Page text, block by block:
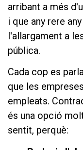
arribant a més
i que any rere
l'allargament a
pública.
Cada cop es
que les
empleats.
és una opció
sentit, perquè: